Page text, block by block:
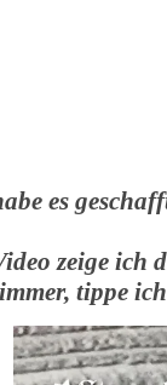
es
zeige ich
tippe